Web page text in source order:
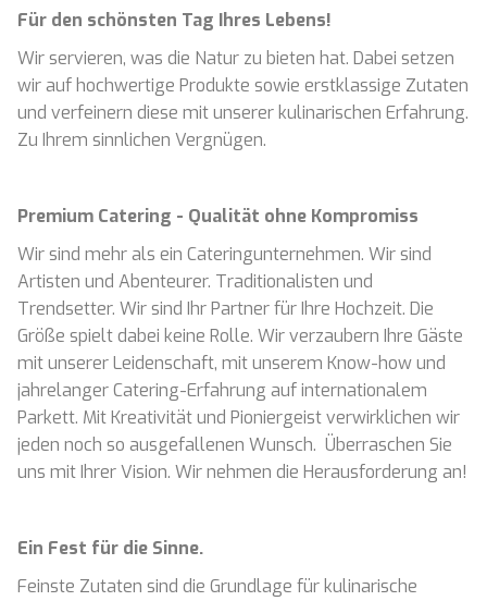
Für den schönsten Tag Ihres Lebens!​
Wir servieren, was die Natur zu bieten hat. Dabei setzen
wir auf hochwertige Produkte sowie erstklassige Zutaten
und verfeinern diese mit unserer kulinarischen Erfahrung.
Zu Ihrem sinnlichen Vergnügen.
Premium Catering - Qualität ohne Kompromiss
Wir sind mehr als ein Cateringunternehmen. Wir sind
Artisten und Abenteurer. Traditionalisten und
Trendsetter. Wir sind Ihr Partner für Ihre Hochzeit. Die
Größe spielt dabei keine Rolle. Wir verzaubern Ihre Gäste
mit unserer Leidenschaft, mit unserem Know-how und
jahrelanger Catering-Erfahrung auf internationalem
Parkett. Mit Kreativität und Pioniergeist verwirklichen wir
jeden noch so ausgefallenen Wunsch. Überraschen Sie
uns mit Ihrer Vision. Wir nehmen die Herausforderung an!
Ein Fest für die Sinne.
Feinste Zutaten sind die Grundlage für kulinarische